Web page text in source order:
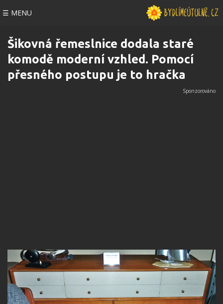
☰ MENU
Šikovná řemeslnice dodala staré
komodě moderní vzhled. Pomocí
přesného postupu je to hračka